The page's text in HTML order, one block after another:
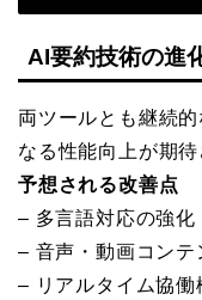
AI要約技術の進
両ツールとも継続
なる性能向上が期待
予想される改善点
– 多言語対応の強化
– 音声・動画コンテ
– リアルタイム協働